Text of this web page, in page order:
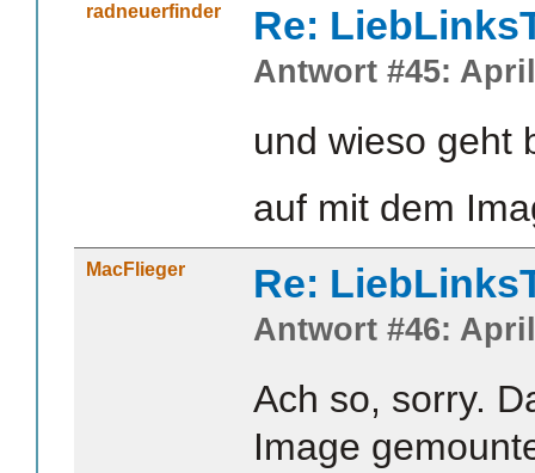
radneuerfinder Re:
Antwort #45:
und wieso geht
auf mit dem
MacFlieger Re:
Antwort #46:
Ach so, sorry.
Image